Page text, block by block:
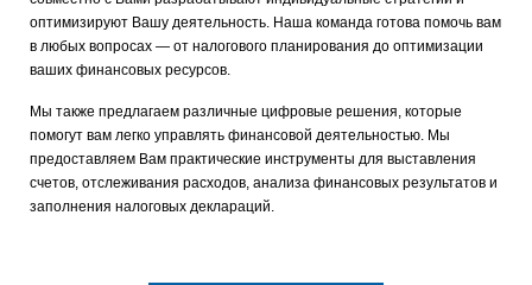
оптимизируют Вашу деятельность. Наша команда готова помочь вам
в любых вопросах — от налогового планирования до оптимизации
ваших финансовых ресурсов.
Мы также предлагаем различные цифровые решения, которые
помогут вам легко управлять финансовой деятельностью. Мы
предоставляем Вам практические инструменты для выставления
счетов, отслеживания расходов, анализа финансовых результатов и
заполнения налоговых деклараций.